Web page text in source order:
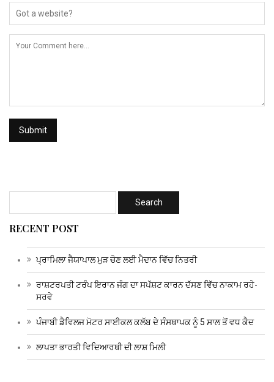
RECENT POST
ਪ੍ਰਾਮਿਲਾ ਜੈਯਾਪਾਲ ਮੁੜ ਚੋਣ ਲਈ ਮੈਦਾਨ ਵਿੱਚ ਨਿਤਰੀ
ਰਾਸ਼ਟਰਪਤੀ ਟਰੰਪ ਇਰਾਨ ਜੰਗ ਦਾ ਸਪੱਸ਼ਟ ਕਾਰਨ ਦੱਸਣ ਵਿੱਚ ਨਾਕਾਮ ਰਹੇ-
ਸਰਵੇ
ਪੰਜਾਬੀ ਡੈਵਿਲਜ ਮੋਟਰ ਸਾਈਕਲ ਕਲੱਬ ਦੇ ਸੰਸਥਾਪਕ ਨੂੰ 5 ਸਾਲ ਤੋਂ ਵਧ ਕੈਦ
ਲਾਪਤਾ ਭਾਰਤੀ ਵਿਦਿਆਰਥੀ ਦੀ ਲਾਸ਼ ਮਿਲੀ